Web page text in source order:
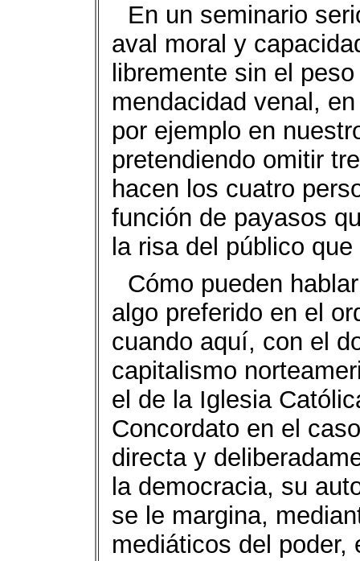
En un seminario
aval moral y
libremente sin el
mendacidad venal,
por ejemplo en
pretendiendo omitir
hacen los cuatro
función de payasos
la risa del público
Cómo pueden
algo preferido en el
cuando aquí, con el
capitalismo
el de la Iglesia
Concordato en el
directa y
la democracia, su
se le margina,
mediáticos del poder,